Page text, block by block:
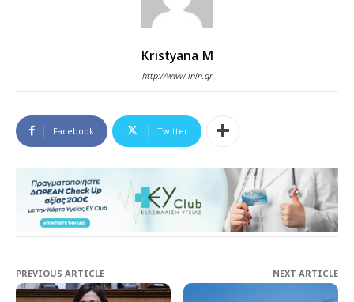
Kristyana M
http://www.inin.gr
Facebook Twitter
PREVIOUS ARTICLE NEXT ARTICLE